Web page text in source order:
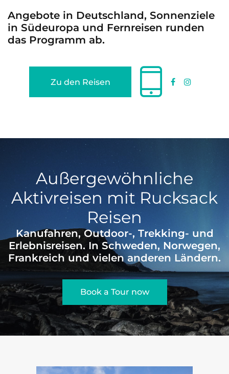
Angebote in Deutschland, Sonnenziele
in Südeuropa und Fernreisen runden
das Programm ab.
Zu den Reisen
Außergewöhnliche
Aktivreisen mit Rucksack
Reisen
Kanufahren, Outdoor-, Trekking- und
Erlebnisreisen. In Schweden, Norwegen,
Frankreich und vielen anderen Ländern.
Book a Tour now